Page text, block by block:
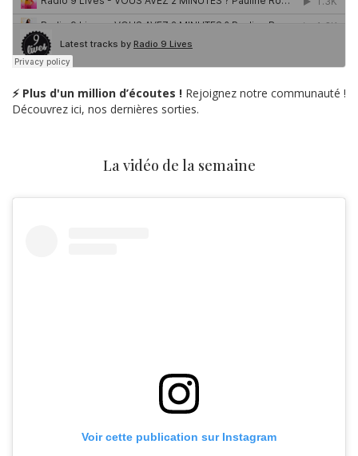
⚡ Plus d'un million d’écoutes ! Rejoignez notre communauté !
Découvrez ici, nos dernières sorties.
La vidéo de la semaine
Voir cette publication sur Instagram